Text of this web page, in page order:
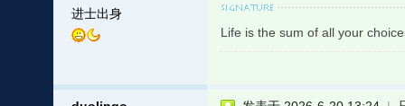
进士出身
Life is the sum of all your